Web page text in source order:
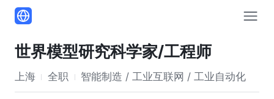
世界模型研究科学家/工程师
上海 全职 智能制造 / 工业互联网 / 工业自动化